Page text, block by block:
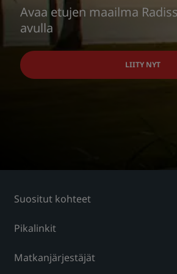
Avaa etujen maailma
avulla
LIITY NYT
Suositut kohteet
Pikalinkit
Matkanjärjestäjät